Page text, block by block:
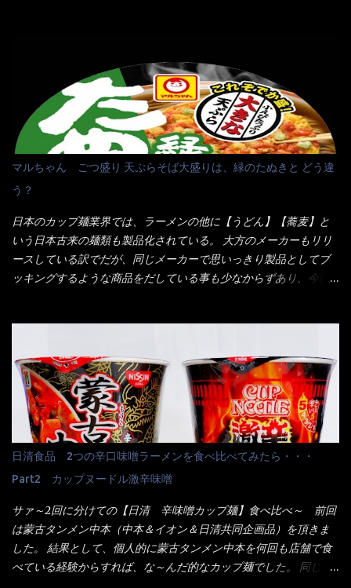
に行っても同じメニュー同じ味のファミレスには行きません。 最
近は、ステーキガストに試しに行ったぐらいです。（肉が喰いた
くて） しかし最近のファミレスは合理化が進み、店員さんもフロ
ア担当は2人程度しか居ないんだよねぇ～ それに注文はタッチパ
ネル！！ 凄いよなぁ～ 20年位前は、フロア担当だけでも5人は
居たと思うけど・・・ 判らず店員さんを呼ぶピンポンを・・・ク
ーポンなんだけどと伝えると、丁寧にタッチパネルで～と教えて
くれたが、何故かタッチパネルがクーポンを受け付けない！！ 店
員さんも、アレー？といいながら私が受け付けますので・・・と
消えていった。 タッチパネルのやつ、安いのは嫌うんだな！？こ
のヤロー！ 待つ事暫し・・・10分は越えたと思うけど・・・出て
来ました。 こちらが本日のサラメシ【ホーリーバジル香る、タイ
く行きましたねぇ～ だからタイ料理屋さんには、辛味剤・酢・ナ
いた）が料理に必ず付いてきたものです。 でも流石にファミレ
スでは・・・それは無いね！残念だ～ 今回はすかいらーくグルー
プで、タイ料理をどの様に再現して提供しているか？を見るだけ
だなぁ～ 因みにガパオ＝ホーリーバジルなのです。 肉は通常チ
キンが多く豚や牛もあります。 肉は挽肉みたいなミンチではな
く、粗挽きの肉になるんです。 それに現地バンコクでは、卵は固
焼きが本来です。 今回はほぼ全熟の目玉焼きで、これは日本風
オタイなのと比べれば薄め？ やっぱり調味料の【スパイスガール
ズ】が必要だナァ～ 笑 私は、ブリッキーヌの粉末をよく掛け辛
く...
マルちゃん ごつ盛り 天ぷらそば大盛りは、緑のたぬきと どう違
う？
日本のカップ麺業界では、ラーメンの他に【うどん】【蕎麦】と
いう日本古来の麺類も製品化されている。 大方のメーカーもリリ
ースしている訳でだが、同じメーカーで思いっきり製品としてブ
ッキングするような商品をだしている事も少なからずあり、今回
ている訳で何故に敢えて本商品をリリースするの？ 確かに販売価
格は、緑のたぬきの実売は108円位で、ごつ盛り天ぷらそばは98円
でした。 殆ど変わらないじゃないか！？ そこで何が違うか・・・
メーカーHPから情報を得てみた。 ■原材料 比較（相手に含まれ
て居ない物質を赤色） ☆緑のたぬき 油揚げめん(小麦粉(国内製
造)、そば粉、植物油脂、植物性たん白、食塩、とろろ芋、卵白)、
かやく(小えびてんぷら、 かまぼこ )、添付調味料(砂糖、食塩、し
ょうゆ、魚介エキス、たん白加水分解物、香辛料、ねぎ、香味油
脂)／加工でん粉、調味料(アミノ酸等)、炭酸カルシウム、カラメ
ル色素、リン酸塩(Na)、増粘多糖類、レシチン、酸化防止剤(ビタ
ミンE)、クチナシ色素、ベニコウジ色素、香料、ビタミンB2、ビ
タミンB1、香辛料抽出物、 カロチン色素 、(一部にえび・小麦・
日清食品 2つの辛口味噌ラーメンを食べ比べてみたら・・・
Part2 カップヌードル激辛味噌
サァ～2回に分けての【日清 辛味噌カップ麺】食べ比べ～ 前回
は蒙古タンメン中本（中本＆イオン＆日清共同企画品）を頂きま
した。 結果として、個人的に蒙古タンメン中本を何回も店舗で食
べている経験からすれば、な～んだ的なカップ麺でした。 同じ日